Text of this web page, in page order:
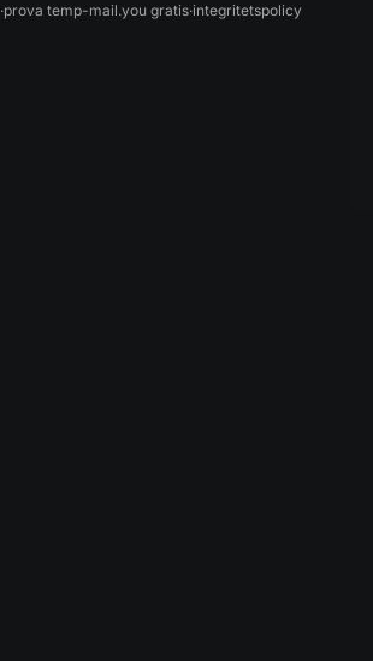
·prova temp-mail.you gratis·integritetspolicy